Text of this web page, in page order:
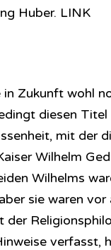
Huber. LINK
Zukunft wohl
diesen
mit der
Wilhelm
Wilhelms
sie waren
der
verfasst,